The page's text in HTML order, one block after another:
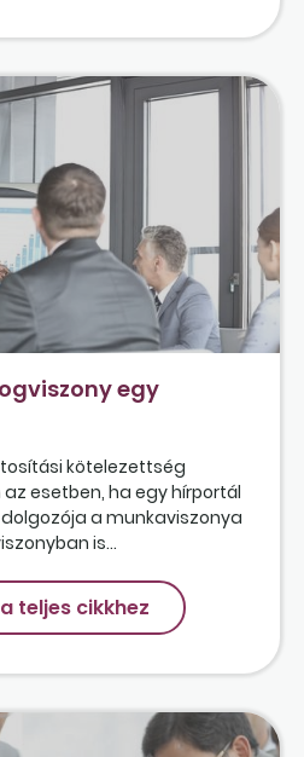
egy
kötelezettség
esetben, ha egy hírportál
a munkaviszonya
is...
teljes cikkhez